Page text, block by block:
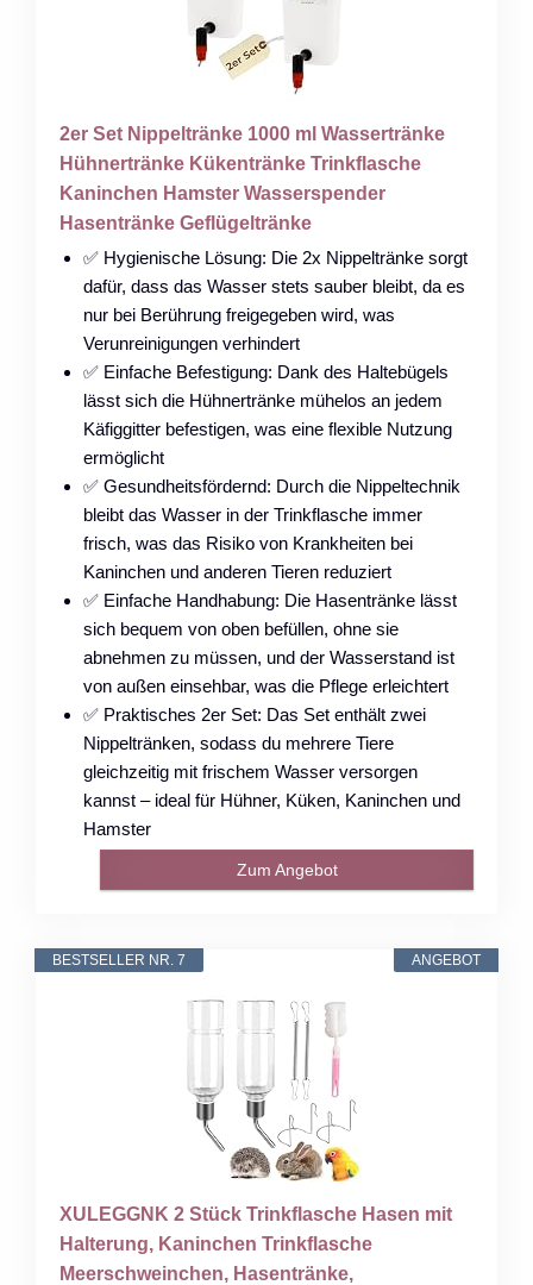
2er Set Nippeltränke 1000 ml Wassertränke
Hühnertränke Kükentränke Trinkflasche
Kaninchen Hamster Wasserspender
Hasentränke Geflügeltränke
✅ Hygienische Lösung: Die 2x Nippeltränke sorgt
dafür, dass das Wasser stets sauber bleibt, da es
nur bei Berührung freigegeben wird, was
Verunreinigungen verhindert
✅ Einfache Befestigung: Dank des Haltebügels
lässt sich die Hühnertränke mühelos an jedem
Käfiggitter befestigen, was eine flexible Nutzung
ermöglicht
✅ Gesundheitsfördernd: Durch die Nippeltechnik
bleibt das Wasser in der Trinkflasche immer
frisch, was das Risiko von Krankheiten bei
Kaninchen und anderen Tieren reduziert
✅ Einfache Handhabung: Die Hasentränke lässt
sich bequem von oben befüllen, ohne sie
abnehmen zu müssen, und der Wasserstand ist
von außen einsehbar, was die Pflege erleichtert
✅ Praktisches 2er Set: Das Set enthält zwei
Nippeltränken, sodass du mehrere Tiere
gleichzeitig mit frischem Wasser versorgen
kannst – ideal für Hühner, Küken, Kaninchen und
Hamster
Zum Angebot
ANGEBOT
BESTSELLER NR. 7
XULEGGNK 2 Stück Trinkflasche Hasen mit
Halterung, Kaninchen Trinkflasche
Meerschweinchen, Hasentränke,